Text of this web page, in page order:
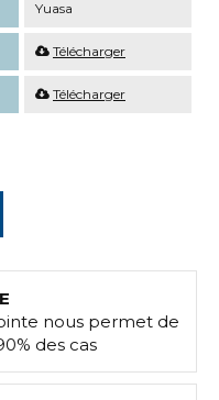
Yuasa
Télécharger
Télécharger
nous permet de
des cas